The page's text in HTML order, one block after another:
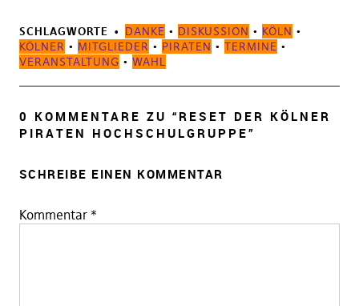
SCHLAGWORTE DANKE • DISKUSSION • KÖLN •
KÖLNER • MITGLIEDER • PIRATEN • TERMINE •
VERANSTALTUNG • WAHL
0 KOMMENTARE ZU “ RESET DER KÖLNER
PIRATEN HOCHSCHULGRUPPE”
SCHREIBE EINEN KOMMENTAR
Kommentar *